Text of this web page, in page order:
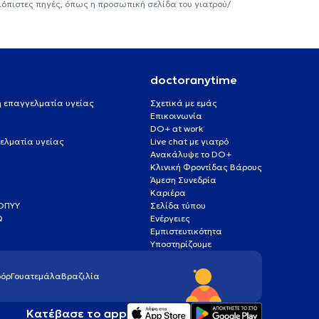
πηγές, όπως η προσωπική σελίδα του γιατρού/
επαγγελματία υγείας
υγείας
doctoranytime
Σχετικά με εμάς
Επικοινωνία
DO+ at work
Live chat με γιατρό
Ανακάλυψε το DO+
Κλινική Φροντίδας Βάρους
Άμεση Συνεδρία
Καριέρα
Σελίδα τύπου
Ενέργειες
Εμπιστευτικότητα
Υποστηρίζουμε
ΓουατεμάλαΒραζιλία
Κατέβασε το app